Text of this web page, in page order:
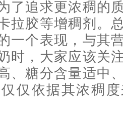
追求更浓稠的
拉胶等增稠剂。
一个表现，与其
时，大家应该关
、糖分含量适中
仅依据其浓稠